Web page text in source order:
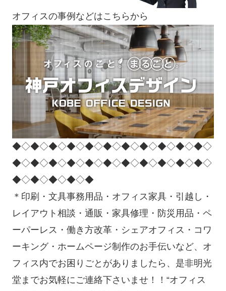
オフィスの事例などはこちらから
◆◇◆◇◆◇◆◇◆◇◆◇◆◇◆◇◆◇◆◇◆◇
◆◇◆◇◆◇◆◇◆◇◆◇◆◇◆◇◆◇◆◇◆◇
◆◇◆◇◆◇◆◇◆
＊印刷・文具事務用品・オフィス家具・引越し・
レイアウト相談・通販・家具修理・防災用品・ペ
ーパーレス・働き方改革・シェアオフィス・コワ
ーキング・ホームページ制作のお手伝いなど、オ
フィス内でお困りごとがありましたら、是非明光
堂までお気軽にご連絡下さいませ！！“オフィス